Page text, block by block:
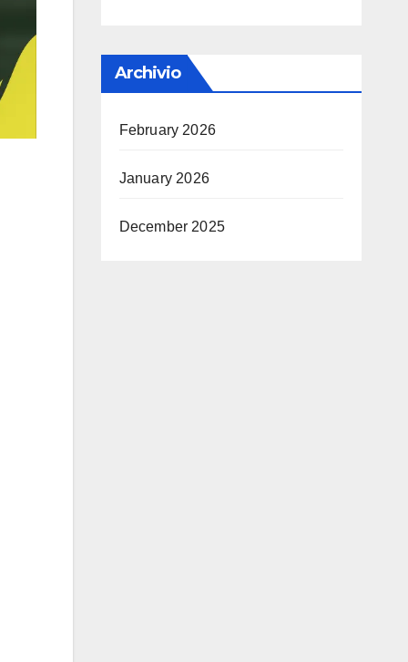
Archivio
February 2026
January 2026
December 2025